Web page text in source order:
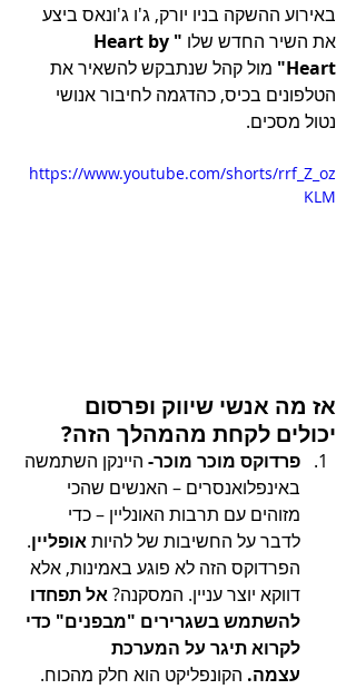
באירוע ההשקה בניו יורק, ג'ו ג'ונאס ביצע
את השיר החדש שלו
"Heart by
Heart"
מול קהל שנתבקש להשאיר את
הטלפונים בכיס, כהדגמה לחיבור אנושי
נטול מסכים.
https://www.youtube.com/shorts/rrf_Z_oz
KLM
אז מה אנשי שיווק ופרסום
יכולים לקחת מהמהלך הזה?
פרדוקס מוכר מוכר- היינקן השתמשה
באינפלואנסרים – האנשים שהכי
מזוהים עם תרבות האונליין – כדי
לדבר על החשיבות של להיות אופליין.
הפרדוקס הזה לא פוגע באמינות, אלא
דווקא יוצר עניין. המסקנה? אל תפחדו
להשתמש בשגרירים "מבפנים" כדי
לקרוא תיגר על המערכת
עצמה. הקונפליקט הוא חלק מהכוח.